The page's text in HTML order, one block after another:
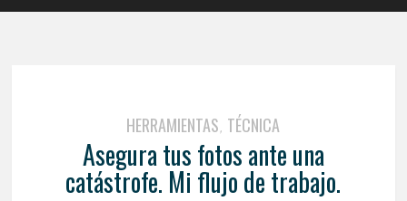
HERRAMIENTAS, TÉCNICA
Asegura tus fotos ante una
catástrofe. Mi flujo de trabajo.